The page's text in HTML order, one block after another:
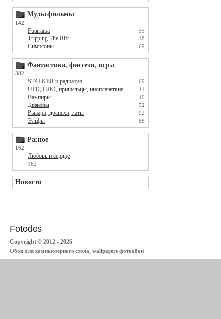
Мультфильмы
142
Futurama 55
Tripping The Rift 18
Симпсоны 69
Фантастика, фэнтези, игры
382
STALKER и радиация 69
UFO, НЛО, пришельцы, инопланетяне 41
Вампиры 40
Драконы 52
Рыцари, доспехи, латы 92
Эльфы 88
Разное
162
Любовь и сердце
162
Новости
Fotodes
Copyright © 2012 - 2026
Обои для компьютерного стола, wallpapers фотообои